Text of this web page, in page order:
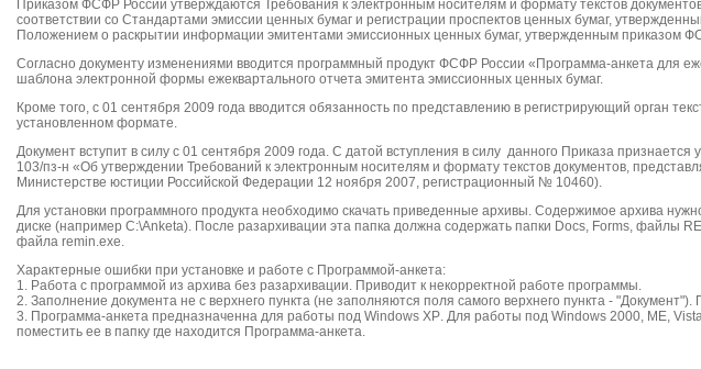
Приказом ФСФР России утверждаются Требования к электронным носителям и формату текстов
соответствии со Стандартами эмиссии ценных бумаг и регистрации проспектов ценных бумаг,
Положением о раскрытии информации эмитентами эмиссионных ценных бумаг, утвержденным приказом
Согласно документу изменениями вводится программный продукт ФСФР России «Программа-анкета для
шаблона электронной формы ежеквартального отчета эмитента эмиссионных ценных бумаг.
Кроме того, с 01 сентября 2009 года вводится обязанность по представлению в регистрирующий орган
установленном формате.
Документ вступит в силу с 01 сентября 2009 года. С датой вступления в силу данного Приказа
103/пз-н «Об утверждении Требований к электронным носителям и формату текстов документов,
Министерстве юстиции Российской Федерации 12 ноября 2007, регистрационный № 10460).
Для установки программного продукта необходимо скачать приведенные архивы. Содержимое архива
диске (например C:\Anketa). После разархивации эта папка должна содержать папки Docs, Forms, файлы
файла remin.exe.
Характерные ошибки при установке и работе с Программой-анкета:
1. Работа с программой из архива без разархивации. Приводит к некорректной работе программы.
2. Заполнение документа не с верхнего пункта (не заполняются поля самого верхнего пункта -
3. Программа-анкета предназначенна для работы под Windows XP. Для работы под Windows 2000, ME,
поместить ее в папку где находится Программа-анкета.